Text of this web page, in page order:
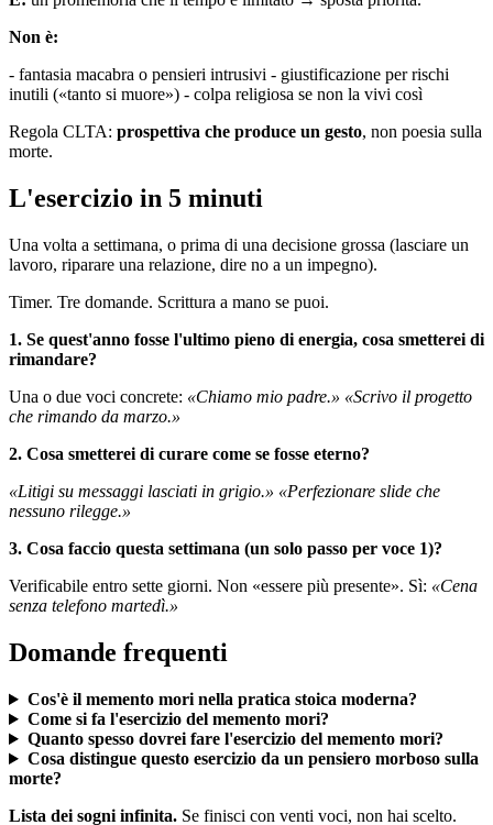
Non è:
- fantasia macabra o pensieri intrusivi - giustificazione per rischi
inutili («tanto si muore») - colpa religiosa se non la vivi così
Regola CLTA: prospettiva che produce un gesto, non poesia sulla
morte.
L'esercizio in 5 minuti
Una volta a settimana, o prima di una decisione grossa (lasciare un
lavoro, riparare una relazione, dire no a un impegno).
Timer. Tre domande. Scrittura a mano se puoi.
1. Se quest'anno fosse l'ultimo pieno di energia, cosa smetterei di
rimandare?
Una o due voci concrete: «Chiamo mio padre.» «Scrivo il progetto
che rimando da marzo.»
2. Cosa smetterei di curare come se fosse eterno?
«Litigi su messaggi lasciati in grigio.» «Perfezionare slide che
nessuno rilegge.»
3. Cosa faccio questa settimana (un solo passo per voce 1)?
Verificabile entro sette giorni. Non «essere più presente». Sì: «Cena
senza telefono martedì.»
Domande frequenti
Cos'è il memento mori nella pratica stoica moderna?
Come si fa l'esercizio del memento mori?
Quanto spesso dovrei fare l'esercizio del memento mori?
Cosa distingue questo esercizio da un pensiero morboso sulla
morte?
Lista dei sogni infinita. Se finisci con venti voci, non hai scelto.